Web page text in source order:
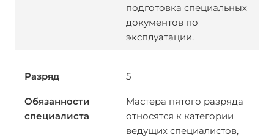
подготовка специальных
документов по
эксплуатации.
5
Мастера пятого разряда
относятся к категории
ведущих специалистов,